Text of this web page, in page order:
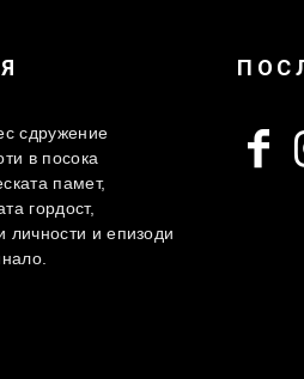
сдружение
в посока
памет,
гордост,
личности и епизоди